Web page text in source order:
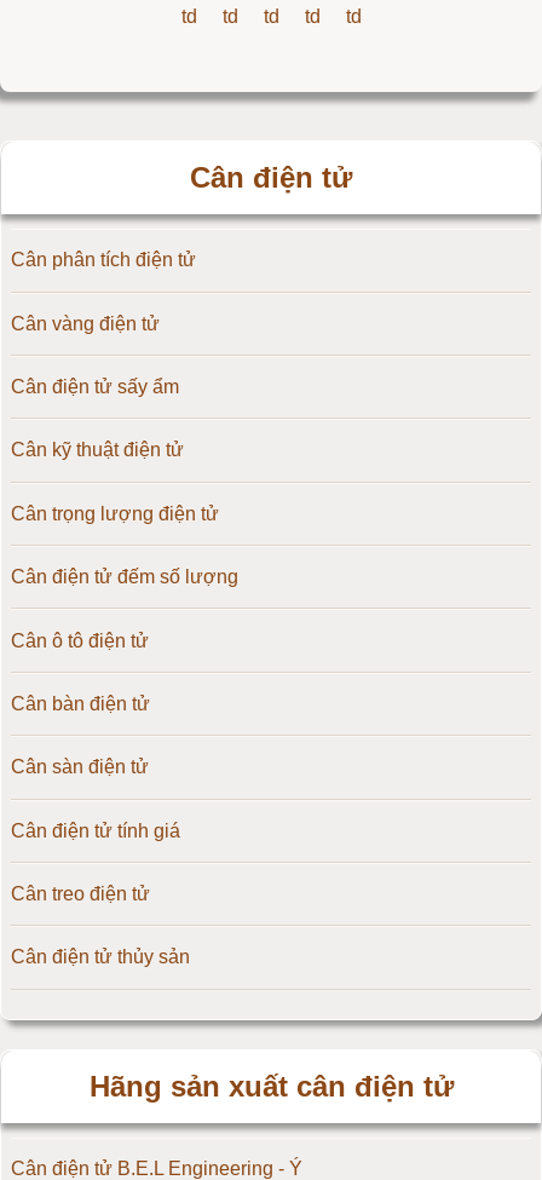
Cân điện tử
Cân phân tích điện tử
Cân vàng điện tử
Cân điện tử sấy ẩm
Cân kỹ thuật điện tử
Cân trọng lượng điện tử
Cân điện tử đếm số lượng
Cân ô tô điện tử
Cân bàn điện tử
Cân sàn điện tử
Cân điện tử tính giá
Cân treo điện tử
Cân điện tử thủy sản
Hãng sản xuất cân điện tử
Cân điện tử B.E.L Engineering - Ý